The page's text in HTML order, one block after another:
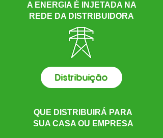
A ENERGIA É INJETADA NA
REDE DA DISTRIBUIDORA
QUE DISTRIBUIRÁ PARA
SUA CASA OU EMPRESA
Distribuição